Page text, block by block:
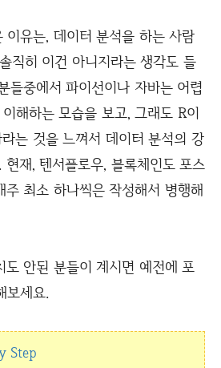
이유는, 데이터 분석을 하는 사람
직히 이건 아니지라는 생각도 들
들중에서 파이선이나 자바는 어렵
해하는 모습을 보고, 그래도 R이
는 것을 느껴서 데이터 분석의 강
현재, 텐서플로우, 블록체인도 포스
주 최소 하나씩은 작성해서 병행해
도 안된 분들이 계시면 예전에 포
보세요.
Step